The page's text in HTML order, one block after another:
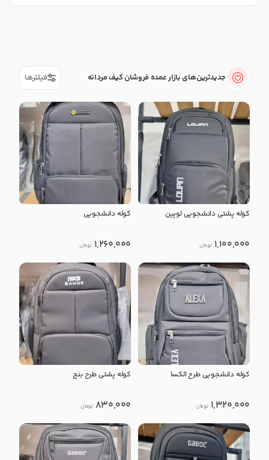
جدیدترین‌های بازار عمده فروشان کیف مردانه فیلترها
کوله پشتی دانشجویی لوپین
1,100,000 تومان
کوله دانشجویی
1,260,000 تومان
کوله دانشجویی طرح الکسا
1,320,000 تومان
کوله پشتی طرح بنج
830,000 تومان